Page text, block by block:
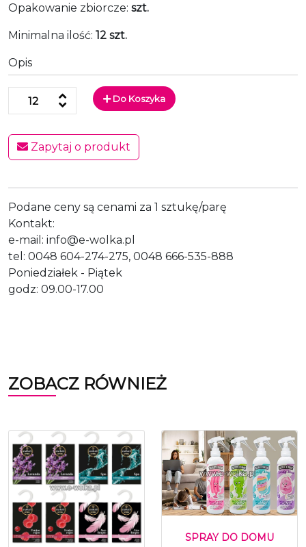
Opakowanie zbiorcze: szt.
Minimalna ilość: 12 szt.
Opis
Do Koszyka
Zapytaj o produkt
Podane ceny są cenami za 1 sztukę/parę
Kontakt:
e-mail: info@e-wolka.pl
tel: 0048 604-274-275, 0048 666-535-888
Poniedziałek - Piątek
godz: 09.00-17.00
ZOBACZ RÓWNIEŻ
SPRAY DO DOMU